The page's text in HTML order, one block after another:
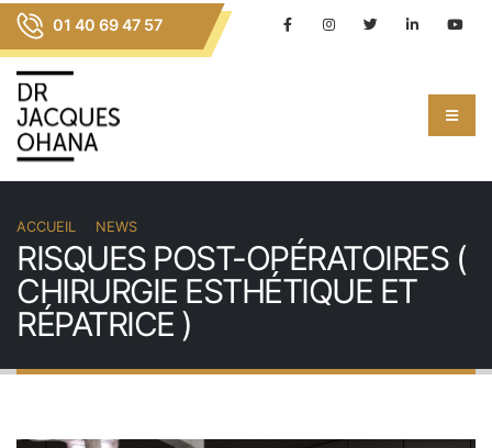
01 40 69 47 57
ACCUEIL NEWS
RISQUES POST-OPÉRATOIRES (
CHIRURGIE ESTHÉTIQUE ET
RÉPATRICE )